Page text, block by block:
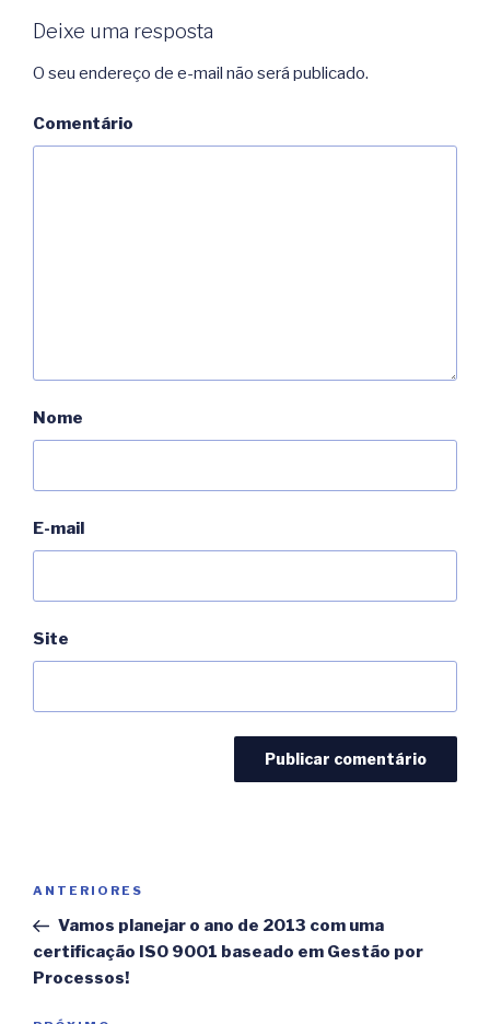
Deixe uma resposta
O seu endereço de e-mail não será publicado.
Comentário
Nome
E-mail
Site
Navegação
Post
Post
anterior
ANTERIORES
Vamos planejar o ano de 2013 com uma
certificação ISO 9001 baseado em Gestão por
Processos!